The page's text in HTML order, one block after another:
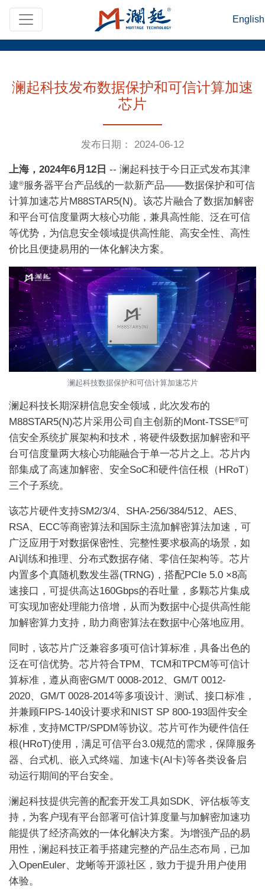
跳转到主要内容
English
澜起科技发布数据保护和可信计算加速
芯片
发布日期： 2024-06-12
上海，2024年6月12日 -- 澜起科技于今日正式发布其津
逮®服务器平台产品线的一款新产品——数据保护和可信
计算加速芯片M88STAR5(N)。该芯片融合了数据加解密
和平台可信度量两大核心功能，兼具高性能、泛在可信
等优势，为信息安全领域提供高性能、高安全性、高性
价比且便捷易用的一体化解决方案。
澜起科技数据保护和可信计算加速芯片
澜起科技长期深耕信息安全领域，此次发布的
M88STAR5(N)芯片采用公司自主创新的Mont-TSSE®可
信安全系统扩展架构和技术，将硬件级数据加解密和平
台可信度量两大核心功能融合于单一芯片之上。芯片内
部集成了高速加解密、安全SoC和硬件信任根（HRoT）
三个子系统。
该芯片硬件支持SM2/3/4、SHA-256/384/512、AES、
RSA、ECC等商密算法和国际主流加解密算法加速，可
广泛应用于对数据保密性、完整性要求极高的场景，如
AI训练和推理、分布式数据存储、零信任架构等。芯片
内置多个真随机数发生器(TRNG)，搭配PCIe 5.0 ×8高
速接口，可提供高达160Gbps的吞吐量，多颗芯片集成
可实现加密处理能力倍增，从而为数据中心提供高性能
加解密算力支持，助力商密算法在数据中心落地应用。
同时，该芯片广泛兼容多项可信计算标准，具备出色的
泛在可信优势。芯片符合TPM、TCM和TPCM等可信计
算标准，遵从商密GM/T 0008-2012、GM/T 0012-
2020、GM/T 0028-2014等多项设计、测试、接口标准，
并兼顾FIPS-140设计要求和NIST SP 800-193固件安全
标准，支持MCTP/SPDM等协议。芯片可作为硬件信任
根(HRoT)使用，满足可信平台3.0规范的需求，保障服务
器、台式机、嵌入式终端、加速卡(AI卡)等各类设备启
动运行期间的平台安全。
澜起科技提供完善的配套开发工具如SDK、评估板等支
持，为客户现有平台部署可信计算度量与加解密加速功
能提供了经济高效的一体化解决方案。为增强产品的易
用性，澜起科技正着手搭建完整的产品生态布局，已加
入OpenEuler、龙蜥等开源社区，致力于提升用户使用
体验。